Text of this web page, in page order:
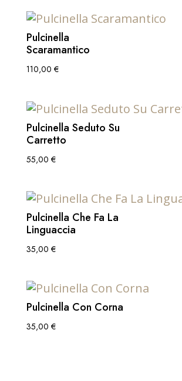
Pulcinella
Scaramantico
110,00 €
Pulcinella Seduto Su
Carretto
55,00 €
Pulcinella Che Fa La
Linguaccia
35,00 €
Pulcinella Con Corna
35,00 €